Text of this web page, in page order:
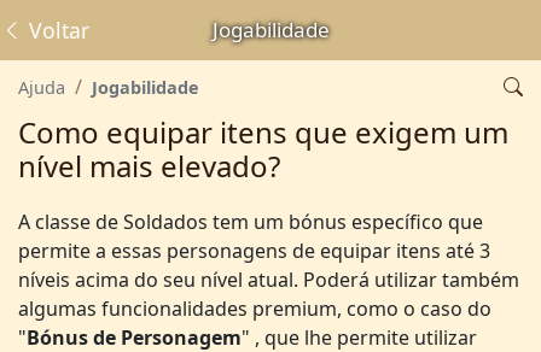
Jogabilidade
Voltar
Ajuda Jogabilidade
Como equipar itens que exigem um
nível mais elevado?
A classe de Soldados tem um bónus específico que
permite a essas personagens de equipar itens até 3
níveis acima do seu nível atual. Poderá utilizar também
algumas funcionalidades premium, como o caso do
"Bónus de Personagem" , que lhe permite utilizar